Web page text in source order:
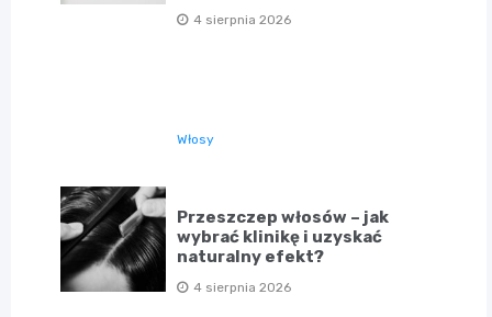
4 sierpnia 2026
Włosy
Przeszczep włosów – jak
wybrać klinikę i uzyskać
naturalny efekt?
4 sierpnia 2026